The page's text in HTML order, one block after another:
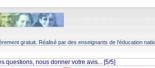
gratuit. Réalisé par des enseignants de l'éducation